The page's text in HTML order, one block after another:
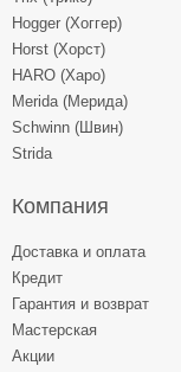
Hogger (Хоггер)
Horst (Хорст)
HARO (Харо)
Merida (Мерида)
Schwinn (Швин)
Strida
Компания
Доставка и оплата
Кредит
Гарантия и возврат
Мастерская
Акции